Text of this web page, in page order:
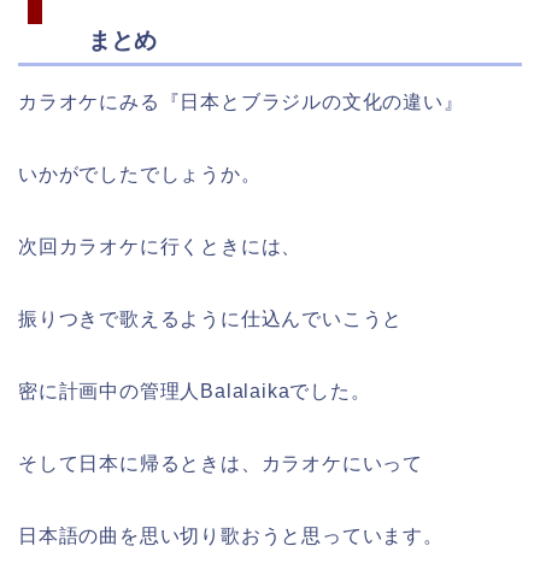
まとめ
カラオケにみる『日本とブラジルの文化の違い』
いかがでしたでしょうか。
次回カラオケに行くときには、
振りつきで歌えるように仕込んでいこうと
密に計画中の管理人Balalaikaでした。
そして日本に帰るときは、カラオケにいって
日本語の曲を思い切り歌おうと思っています。